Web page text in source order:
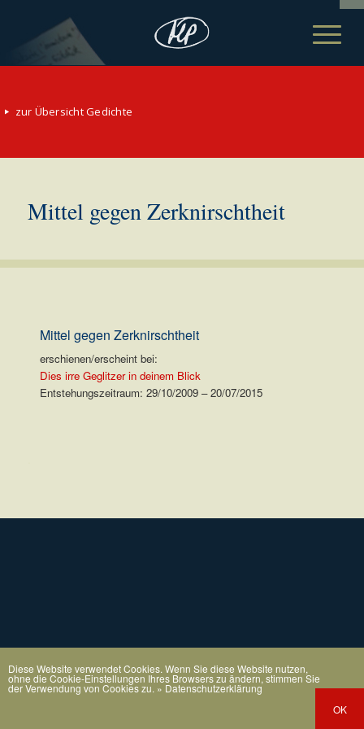
zur Übersicht Gedichte
Mittel gegen Zerknirschtheit
Mittel gegen Zerknirschtheit
erschienen/erscheint bei:
Dies irre Geglitzer in deinem Blick
Entstehungszeitraum: 29/10/2009 – 20/07/2015
Diese Website verwendet Cookies. Wenn Sie diese Website nutzen,
ohne die Cookie-Einstellungen Ihres Browsers zu ändern, stimmen Sie
der Verwendung von Cookies zu. » Datenschutzerklärung
OK